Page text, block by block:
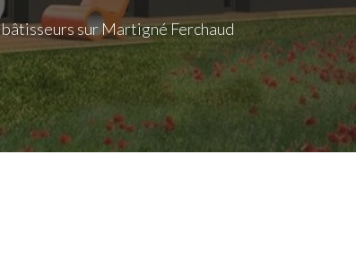
sur Martigné Ferchaud